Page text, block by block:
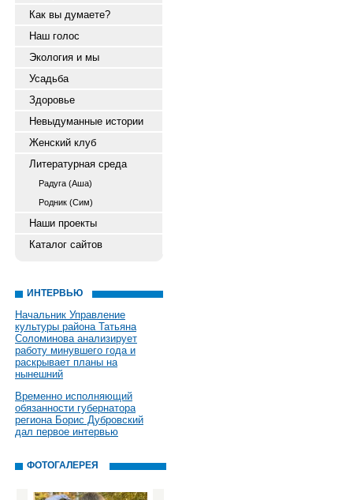
Как вы думаете?
Наш голос
Экология и мы
Усадьба
Здоровье
Невыдуманные истории
Женский клуб
Литературная среда
Радуга (Аша)
Родник (Сим)
Наши проекты
Каталог сайтов
ИНТЕРВЬЮ
Начальник Управление
культуры района Татьяна
Соломинова анализирует
работу минувшего года и
раскрывает планы на
нынешний
Временно исполняющий
обязанности губернатора
региона Борис Дубровский
дал первое интервью
ФОТОГАЛЕРЕЯ